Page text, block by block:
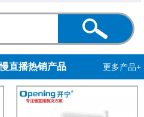
直播热销产品 更多产品+